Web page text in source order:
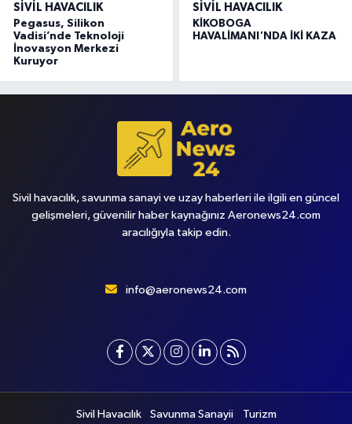
SIVIL HAVACILIK
Pegasus, Silikon
Vadisi’nde Teknoloji
İnovasyon Merkezi
Kuruyor
SIVIL HAVACILIK
KİKOBOGA
HAVALİMANI'NDA İKİ KAZA
Sivil havacılık, savunma sanayi ve uzay haberleri ile ilgili en güncel
gelişmeleri, güvenilir haber kaynağınız Aeronews24.com
aracılığıyla takip edin.
info@aeronews24.com
Sivil Havacılık Savunma Sanayii Turizm